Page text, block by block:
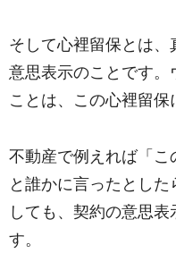
そして心裡留保とは、
意思表示のことです。
ことは、この心裡留保
不動産で例えれば「こ
と誰かに言ったとし
しても、契約の意思
す。